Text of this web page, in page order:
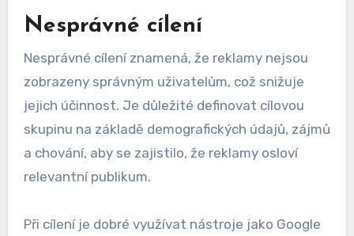
Nesprávné cílení
Nesprávné cílení znamená, že reklamy nejsou
zobrazeny správným uživatelům, což snižuje
jejich účinnost. Je důležité definovat cílovou
skupinu na základě demografických údajů, zájmů
a chování, aby se zajistilo, že reklamy osloví
relevantní publikum.
Při cílení je dobré využívat nástroje jako Google